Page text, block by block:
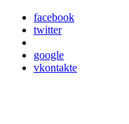
facebook
twitter
google
vkontakte